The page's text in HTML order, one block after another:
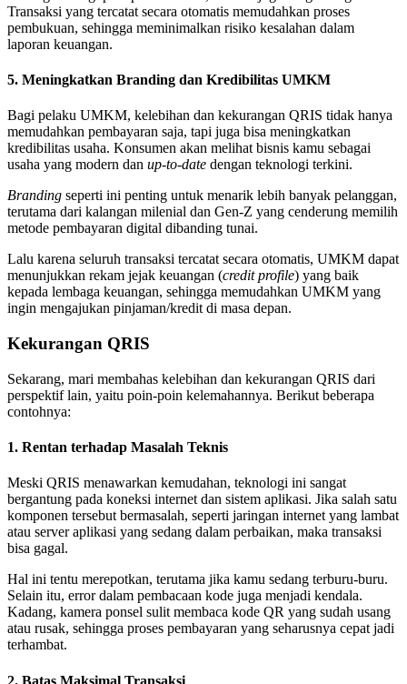
Transaksi yang tercatat secara otomatis memudahkan proses
pembukuan, sehingga meminimalkan risiko kesalahan dalam
laporan keuangan.
5. Meningkatkan Branding dan Kredibilitas UMKM
Bagi pelaku UMKM, kelebihan dan kekurangan QRIS tidak hanya
memudahkan pembayaran saja, tapi juga bisa meningkatkan
kredibilitas usaha. Konsumen akan melihat bisnis kamu sebagai
usaha yang modern dan up-to-date dengan teknologi terkini.
Branding seperti ini penting untuk menarik lebih banyak pelanggan,
terutama dari kalangan milenial dan Gen-Z yang cenderung memilih
metode pembayaran digital dibanding tunai.
Lalu karena seluruh transaksi tercatat secara otomatis, UMKM dapat
menunjukkan rekam jejak keuangan (credit profile) yang baik
kepada lembaga keuangan, sehingga memudahkan UMKM yang
ingin mengajukan pinjaman/kredit di masa depan.
Kekurangan QRIS
Sekarang, mari membahas kelebihan dan kekurangan QRIS dari
perspektif lain, yaitu poin-poin kelemahannya. Berikut beberapa
contohnya:
1. Rentan terhadap Masalah Teknis
Meski QRIS menawarkan kemudahan, teknologi ini sangat
bergantung pada koneksi internet dan sistem aplikasi. Jika salah satu
komponen tersebut bermasalah, seperti jaringan internet yang lambat
atau server aplikasi yang sedang dalam perbaikan, maka transaksi
bisa gagal.
Hal ini tentu merepotkan, terutama jika kamu sedang terburu-buru.
Selain itu, error dalam pembacaan kode juga menjadi kendala.
Kadang, kamera ponsel sulit membaca kode QR yang sudah usang
atau rusak, sehingga proses pembayaran yang seharusnya cepat jadi
terhambat.
2. Batas Maksimal Transaksi